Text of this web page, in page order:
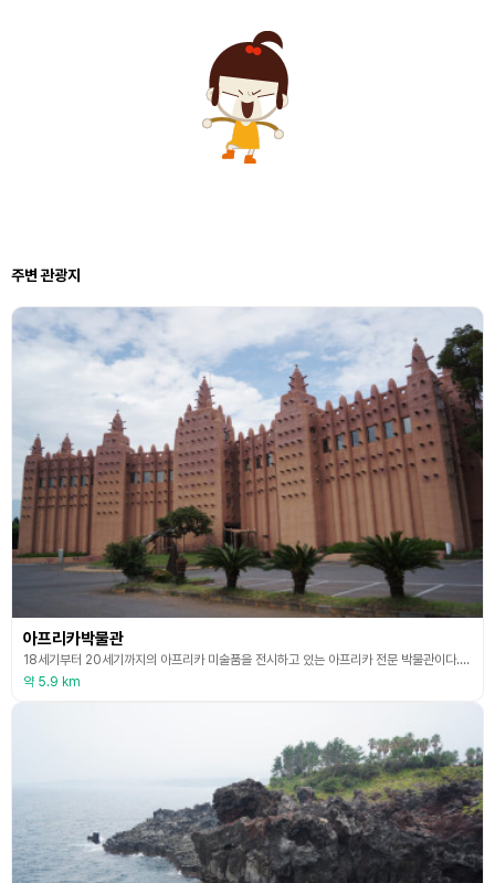
주변 관광지
아프리카박물관
18세기부터 20세기까지의 아프리카 미술품을 전시하고 있는 아프리카 전문 박물관이다. 1998년 서울 대학로에 문을 열었던 아프리카박물관이 2005년 제주도로 옮겨왔다. 유네스코 지정 세계문화유산인 아프리카 말리공화국의 젠네 대사원을 본떠 만든 건물 외관이 독특하다.
약 5.9 km